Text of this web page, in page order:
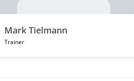
Mark Tielmann
Trainer